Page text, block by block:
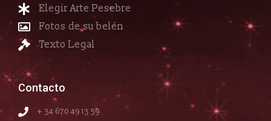
Elegir Arte Pesebre
Fotos de su belén
Texto Legal
Contacto
+ 34 670 49 13 59